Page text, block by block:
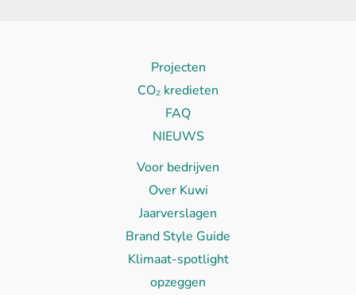
Projecten
CO₂ kredieten
FAQ
NIEUWS
Voor bedrijven
Over Kuwi
Jaarverslagen
Brand Style Guide
Klimaat-spotlight
opzeggen